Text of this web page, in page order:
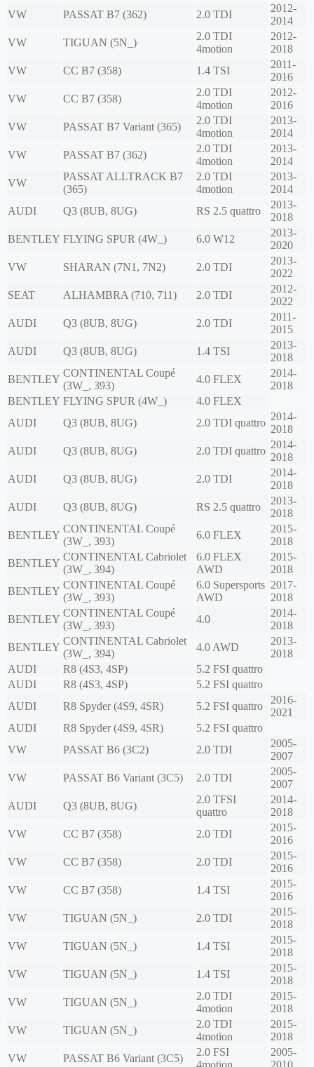
VW
PASSAT B7 (362) 2.0 TDI
2012-
2014
VW
TIGUAN (5N_)
2.0 TDI
4motion
2012-
2018
VW
CC B7 (358) 1.4 TSI
2011-
2016
VW
CC B7 (358)
2.0 TDI
4motion
2012-
2016
VW
PASSAT B7 Variant (365)
2.0 TDI
4motion
2013-
2014
VW
PASSAT B7 (362)
2.0 TDI
4motion
2013-
2014
VW
PASSAT ALLTRACK B7
(365)
2.0 TDI
4motion
2013-
2014
AUDI
Q3 (8UB, 8UG) RS 2.5 quattro
2013-
2018
BENTLEY FLYING SPUR (4W_) 6.0 W12
2013-
2020
VW
SHARAN (7N1, 7N2) 2.0 TDI
2013-
2022
SEAT
ALHAMBRA (710, 711) 2.0 TDI
2012-
2022
AUDI
Q3 (8UB, 8UG) 2.0 TDI
2011-
2015
AUDI
Q3 (8UB, 8UG) 1.4 TSI
2013-
2018
BENTLEY
CONTINENTAL Coupé
(3W_, 393)
4.0 FLEX
2014-
2018
BENTLEY FLYING SPUR (4W_)
4.0 FLEX
AUDI
Q3 (8UB, 8UG) 2.0 TDI quattro
2014-
2018
AUDI
Q3 (8UB, 8UG) 2.0 TDI quattro
2014-
2018
AUDI
Q3 (8UB, 8UG) 2.0 TDI
2014-
2018
AUDI
Q3 (8UB, 8UG) RS 2.5 quattro
2013-
2018
BENTLEY
CONTINENTAL Coupé
(3W_, 393)
6.0 FLEX
2015-
2018
BENTLEY
CONTINENTAL Cabriolet
(3W_, 394)
6.0 FLEX
AWD
2015-
2018
BENTLEY
CONTINENTAL Coupé
(3W_, 393)
6.0 Supersports
AWD
2017-
2018
BENTLEY
CONTINENTAL Coupé
(3W_, 393)
4.0
2014-
2018
BENTLEY
CONTINENTAL Cabriolet
(3W_, 394)
4.0 AWD
2013-
2018
AUDI
R8 (4S3, 4SP)
5.2 FSI quattro
AUDI
R8 (4S3, 4SP)
5.2 FSI quattro
AUDI
R8 Spyder (4S9, 4SR) 5.2 FSI quattro
2016-
2021
AUDI
R8 Spyder (4S9, 4SR)
5.2 FSI quattro
VW
PASSAT B6 (3C2) 2.0 TDI
2005-
2007
VW
PASSAT B6 Variant (3C5) 2.0 TDI
2005-
2007
AUDI
Q3 (8UB, 8UG)
2.0 TFSI
quattro
2014-
2018
VW
CC B7 (358) 2.0 TDI
2015-
2016
VW
CC B7 (358) 2.0 TDI
2015-
2016
VW
CC B7 (358) 1.4 TSI
2015-
2016
VW
TIGUAN (5N_) 2.0 TDI
2015-
2018
VW
TIGUAN (5N_) 1.4 TSI
2015-
2018
VW
TIGUAN (5N_) 1.4 TSI
2015-
2018
VW
TIGUAN (5N_)
2.0 TDI
4motion
2015-
2018
VW
TIGUAN (5N_)
2.0 TDI
4motion
2015-
2018
VW
PASSAT B6 Variant (3C5)
2.0 FSI
2005-